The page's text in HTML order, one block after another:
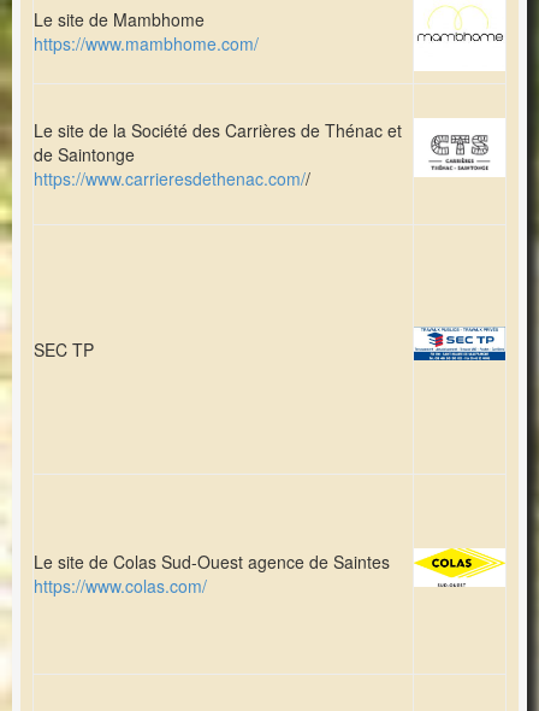
Le site de Mambhome
https://www.mambhome.com/
Le site de la Société des Carrières de Thénac et
de Saintonge
https://www.carrieresdethenac.com//
SEC TP
Le site de Colas Sud-Ouest agence de Saintes
https://www.colas.com/